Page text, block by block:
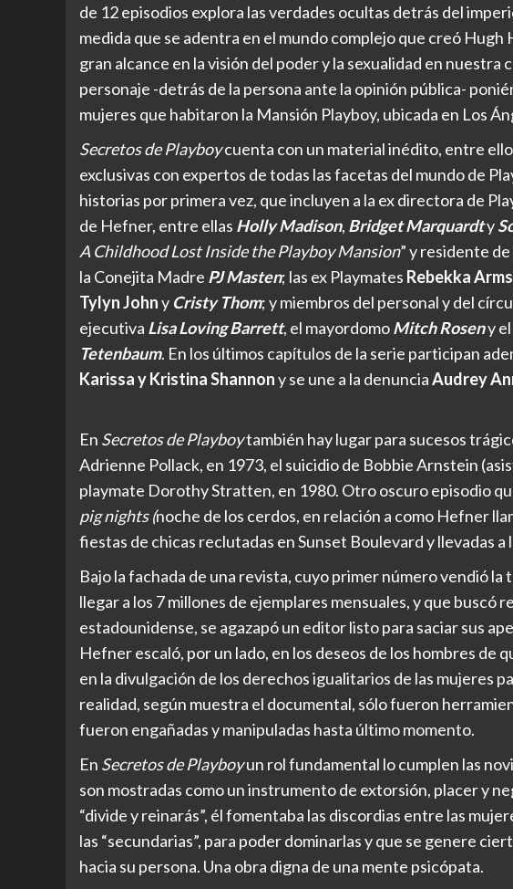
de 12 episodios explora las verdades ocultas detrás del
medida que se adentra en el mundo complejo que creó Hugh
gran alcance en la visión del poder y la sexualidad en nuestra
personaje -detrás de la persona ante la opinión pública-
mujeres que habitaron la Mansión Playboy, ubicada en Los
Secretos de Playboycuenta con un material inédito, entre
exclusivas con expertos de todas las facetas del mundo de
historias por primera vez, que incluyen a la ex directora de
de Hefner, entre ellas Holly Madison, Bridget Marquardty
A Childhood Lost Inside the Playboy Mansion” y residente
la Conejita Madre PJ Masten; las ex Playmates Rebekka
Tylyn Johny Cristy Thom; y miembros del personal y del
ejecutiva Lisa Loving Barrett, el mayordomoMitch Roseny
Tetenbaum. En los últimos capítulos de la serie participan
Karissa y Kristina Shannony se une a la denunciaAudrey
En Secretos de Playboytambién hay lugar para sucesos
Adrienne Pollack, en 1973, el suicidio de Bobbie Arnstein
playmate Dorothy Stratten, en 1980. Otro oscuro episodio
pig nights (noche de los cerdos, en relación a como Hefner
fiestas de chicas reclutadas en Sunset Boulevard y llevadas a
Bajo la fachada de una revista, cuyo primer número vendió la
llegar a los 7 millones de ejemplares mensuales, y que buscó
estadounidense, se agazapó un editor listo para saciar sus
Hefner escaló, por un lado, en los deseos de los hombres de
en la divulgación de los derechos igualitarios de las mujeres
realidad, según muestra el documental, sólo fueron
fueron engañadas y manipuladas hasta último momento.
En Secretos de Playboyun rol fundamental lo cumplen las
son mostradas como un instrumento de extorsión, placer y
“divide y reinarás”, él fomentaba las discordias entre las
las “secundarias”, para poder dominarlas y que se genere
hacia su persona. Una obra digna de una mente psicópata.